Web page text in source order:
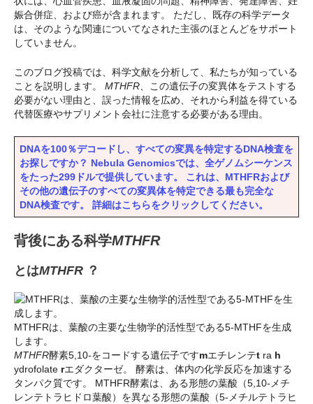
娠合併症、および癌が含まれます。 ただし、既存の科学データ
は、そのような関連についてなされた主張のほとんどをサポート
していません。
このブログ投稿では、科学文献を分析して、私たちが知っている
ことを説明します。
MTHFR、
この遺伝子の変異体をテストする
必要がない理由と、誤った情報を広め、それから利益を得ている
代替医療やサプリメント会社に注意する必要がある理由。
DNAを100％デコードし、すべての変異を特定するDNA検査を
お探しですか？ Nebula Genomicsでは、全ゲノムシーケンス
をたった299ドルで提供しています。 これは、MTHFRおよび
その他の遺伝子のすべての変異体を特定できる最も完全な
DNA検査です。 詳細はこちらをクリックしてください。
背後にある科学MTHFR
とはMTHFR ？
MTHFRは、葉酸の主要な生物学的活性型である5-MTHFを生成
します。
MTHFR酵素5,10-をコードする遺伝子ですmエチレンテt ra h
ydrofolate rエダクターゼ。 酵素は、体内の化学反応を加速する
タンパク質です。 MTHFR酵素は、ある形態の葉酸（5,10-メチ
レンテトラヒドロ葉酸）を異なる形態の葉酸（5-メチルテトラヒ